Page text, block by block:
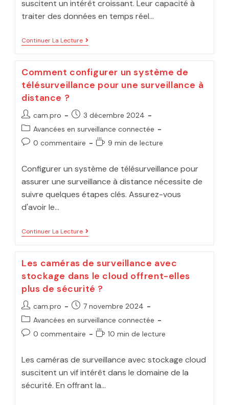
suscitent un intérêt croissant. Leur capacité à
traiter des données en temps réel…
Continuer La Lecture
Comment configurer un système de
télésurveillance pour une surveillance à
distance ?
cam.pro
3 décembre 2024
Avancées en surveillance connectée
0 commentaire
9 min de lecture
Configurer un système de télésurveillance pour
assurer une surveillance à distance nécessite de
suivre quelques étapes clés. Assurez-vous
d'avoir le…
Continuer La Lecture
Les caméras de surveillance avec
stockage dans le cloud offrent-elles
plus de sécurité ?
cam.pro
7 novembre 2024
Avancées en surveillance connectée
0 commentaire
10 min de lecture
Les caméras de surveillance avec stockage cloud
suscitent un vif intérêt dans le domaine de la
sécurité. En offrant la…